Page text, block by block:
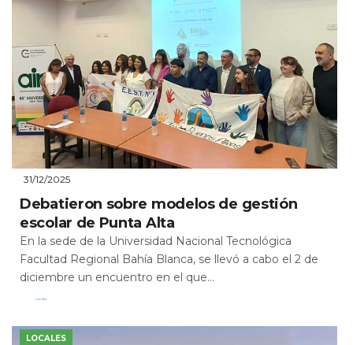
31/12/2025
Debatieron sobre modelos de gestión
escolar de Punta Alta
En la sede de la Universidad Nacional Tecnológica
Facultad Regional Bahía Blanca, se llevó a cabo el 2 de
diciembre un encuentro en el que...
Leer Más
LOCALES